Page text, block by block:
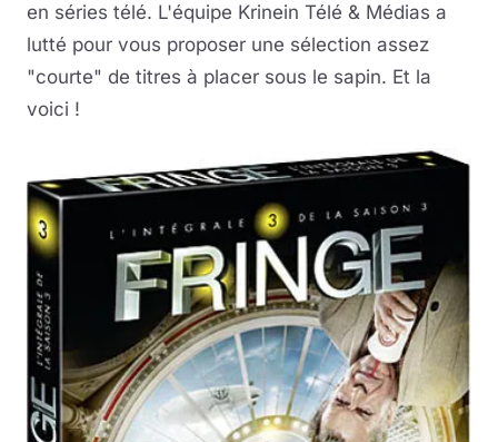
en séries télé. L'équipe Krinein Télé & Médias a
lutté pour vous proposer une sélection assez
"courte" de titres à placer sous le sapin. Et la
voici !